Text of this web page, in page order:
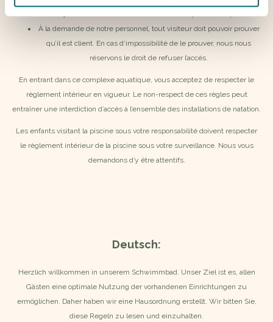
À la demande de notre personnel, tout visiteur doit pouvoir prouver
qu’il est client. En cas d’impossibilité de le prouver, nous nous
réservons le droit de refuser l’accès.
En entrant dans ce complexe aquatique, vous acceptez de respecter le
règlement intérieur en vigueur. Le non-respect de ces règles peut
entraîner une interdiction d’accès à l’ensemble des installations de natation.
Les enfants visitant la piscine sous votre responsabilité doivent respecter
le règlement intérieur de la piscine sous votre surveillance. Nous vous
demandons d’y être attentifs.
Deutsch:
Herzlich willkommen in unserem Schwimmbad. Unser Ziel ist es, allen
Gästen eine optimale Nutzung der vorhandenen Einrichtungen zu
ermöglichen. Daher haben wir eine Hausordnung erstellt. Wir bitten Sie,
diese Regeln zu lesen und einzuhalten.